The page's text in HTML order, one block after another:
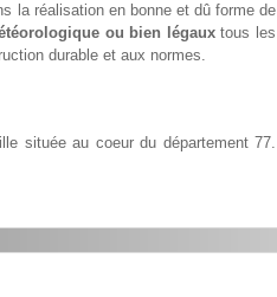
la réalisation en bonne et dû forme de
ou bien légauxtous les
durable et aux normes.
située au coeur du département 77.